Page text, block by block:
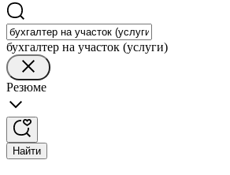
бухгалтер на участок (услуги)
Резюме
Найти